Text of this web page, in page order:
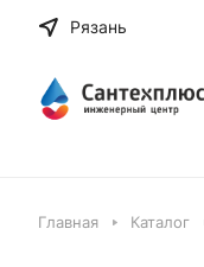
Рязань
Главная Каталог